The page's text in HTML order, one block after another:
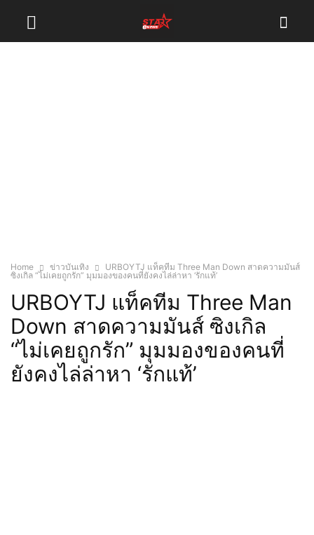
Home ข่าวบันเทิง
URBOYTJ แท็คทีม Three Man Down สาดความมันส์
ซิงเกิล “ไม่เคยถูกรัก” มุมมองของคนที่ยังคงไล่ล่าหา ‘รักแท้’
URBOYTJ แท็คทีม Three Man
Down สาดความมันส์ ซิงเกิล
“ไม่เคยถูกรัก” มุมมองของคนที่
ยังคงไล่ล่าหา ‘รักแท้’